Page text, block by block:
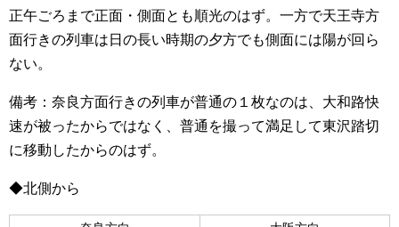
正午ごろまで正面・側面とも順光のはず。一方で天王寺方
面行きの列車は日の長い時期の夕方でも側面には陽が回ら
ない。
備考：奈良方面行きの列車が普通の１枚なのは、大和路快
速が被ったからではなく、普通を撮って満足して東沢踏切
に移動したからのはず。
◆北側から